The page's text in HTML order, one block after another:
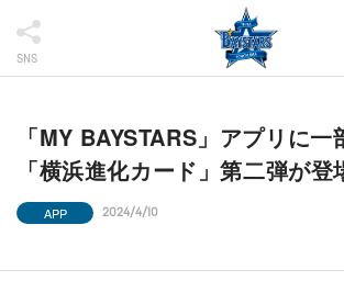
SNS
「MY BAYSTARS」アプリに
「横浜進化カード」第二弾が登
APP 2024/4/10